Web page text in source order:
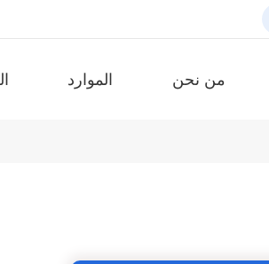
الموارد من نحن